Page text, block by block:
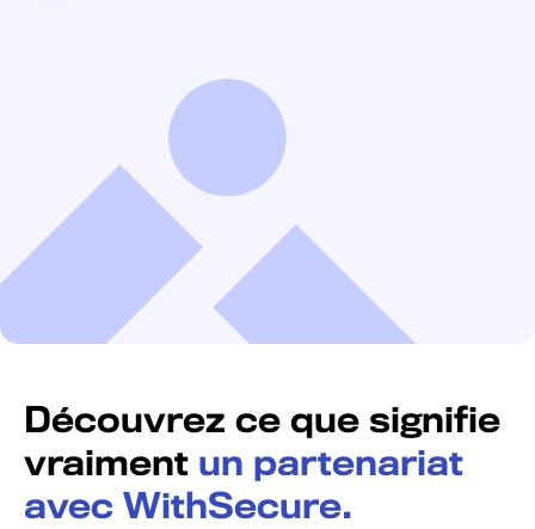
Découvrez ce que signifie
vraiment un partenariat
avec WithSecure.